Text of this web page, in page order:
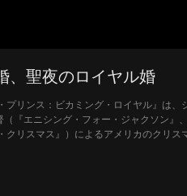
、聖夜のロイヤル婚
プリンス：ビカミング・ロイヤル』は、
『エニシング・フォー・ジャクソン』、
クリスマス』）によるアメリカのクリス